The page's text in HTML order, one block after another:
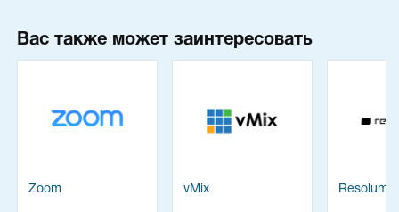
Вас также может заинтересовать
Zoom vMix Resolume